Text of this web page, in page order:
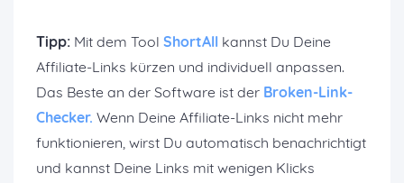
Tipp: Mit dem Tool ShortAll kannst Du Deine
Affiliate-Links kürzen und individuell anpassen.
Das Beste an der Software ist der Broken-Link-
Checker. Wenn Deine Affiliate-Links nicht mehr
funktionieren, wirst Du automatisch benachrichtigt
und kannst Deine Links mit wenigen Klicks